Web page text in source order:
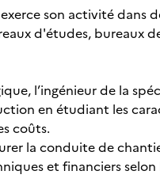
exerce son activité
d'études, bureaux
l’ingénieur de la
en étudiant les
coûts.
la conduite de
et financiers